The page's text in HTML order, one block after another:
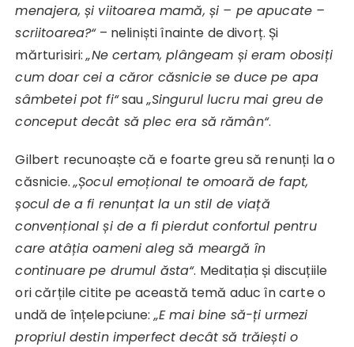
menajera, și viitoarea mamă, și – pe apucate –
scriitoarea?“– neliniști înainte de divorț. Și
mărturisiri:„Ne certam, plângeam și eram obosiți
cum doar cei a căror căsnicie se duce pe apa
sâmbetei pot fi“sau„Singurul lucru mai greu de
conceput decât să plec era să rămân“.
Gilbert recunoaște că e foarte greu să renunți la o
căsnicie.„Șocul emoțional te omoară de fapt,
șocul de a fi renunțat la un stil de viață
convențional și de a fi pierdut confortul pentru
care atâția oameni aleg să meargă în
continuare pe drumul ăsta“. Meditația și discuțiile
ori cărțile citite pe această temă aduc în carte o
undă de înțelepciune:„E mai bine să-ți urmezi
propriul destin imperfect decât să trăiești o